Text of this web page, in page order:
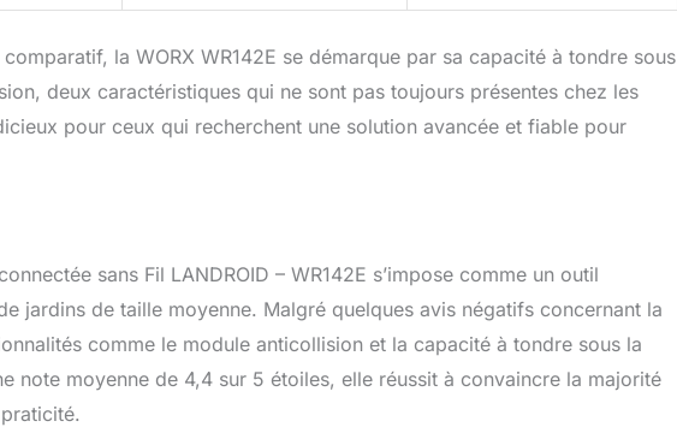
la WORX WR142E se démarque par sa capacité à tondre sous
deux caractéristiques qui ne sont pas toujours présentes chez les
pour ceux qui recherchent une solution avancée et fiable pour
sans Fil LANDROID – WR142E s’impose comme un outil
jardins de taille moyenne. Malgré quelques avis négatifs concernant la
comme le module anticollision et la capacité à tondre sous la
note moyenne de 4,4 sur 5 étoiles, elle réussit à convaincre la majorité